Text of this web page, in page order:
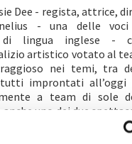
Dee - regista, attrice,
- una delle
di lingua inglese -
artistico votato al
nei temi, tra
improntati all’oggi
a team di sole
uno dei due